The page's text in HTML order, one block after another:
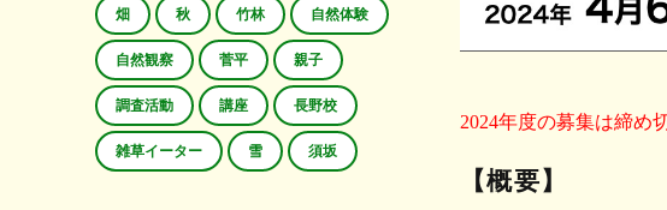
2024年度の募集は締め
【概要】
畑 秋 竹林 自然体験
自然観察 菅平 親子
調査活動 講座 長野校
雑草イーター 雪 須坂